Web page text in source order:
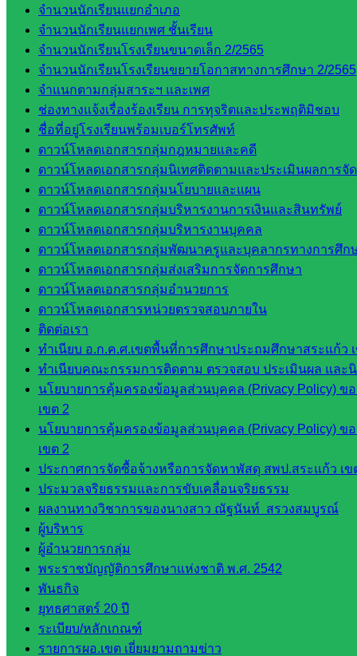
จำนวนนักเรียนแยกอำเภอ
จำนวนนักเรียนแยกเพศ ชั้นเรียน
จำนวนนักเรียนโรงเรียนขนาดเล็ก 2/2565
จำนวนนักเรียนโรงเรียนขยายโอกาสทางการศึกษา 2/2565
จำแนกตามกลุ่มสาระฯ และเพศ
ช่องทางแจ้งเรื่องร้องเรียน การทุจริตและประพฤติมิชอบ
ชื่อที่อยู่โรงเรียนพร้อมเบอร์โทรศัพท์
ดาวน์โหลดเอกสารกลุ่มกฎหมายและคดี
ดาวน์โหลดเอกสารกลุ่มนิเทศติดตามและประเมินผลการจั
ดาวน์โหลดเอกสารกลุ่มนโยบายและแผน
ดาวน์โหลดเอกสารกลุ่มบริหารงานการเงินและสินทรัพย์
ดาวน์โหลดเอกสารกลุ่มบริหารงานบุคคล
ดาวน์โหลดเอกสารกลุ่มพัฒนาครูและบุคลากรทางการศึก
ดาวน์โหลดเอกสารกลุ่มส่งเสริมการจัดการศึกษา
ดาวน์โหลดเอกสารกลุ่มอำนวยการ
ดาวน์โหลดเอกสารหน่วยตรวจสอบภายใน
ติดต่อเรา
ทำเนียบ อ.ก.ค.ศ.เขตพื้นที่การศึกษาประถมศึกษาสระแก้ว
ทำเนียบคณะกรรมการติดตาม ตรวจสอบ ประเมินผล และ
นโยบายการคุ้มครองข้อมูลส่วนบุคคล (Privacy Policy)
เขต 2
นโยบายการคุ้มครองข้อมูลส่วนบุคคล (Privacy Policy)
เขต 2
ประกาศการจัดซื้อจ้างหรือการจัดหาพัสดุ สพป.สระแก้ว เข
ประมวลจริยธรรมและการขับเคลื่อนจริยธรรม
ผลงานทางวิชาการของนางสาว ณัฐนันท์ สรวงสมบูรณ์
ผู้บริหาร
ผู้อำนวยการกลุ่ม
พระราชบัญญัติการศึกษาแห่งชาติ พ.ศ. 2542
พันธกิจ
ยุทธศาสตร์ 20 ปี
ระเบียบ/หลักเกณฑ์
รายการผอ.เขต เยี่ยมยามถามข่าว
กลุ่ม
บริหาร
งานงาน
เงินและ
สินทรัพย์
กลุ่มน
โยบาย
และแผน
กลุ่มส่ง
เสริมการ
จัดการ
ศึกษา
กลุ่ม
บริหาร
งาน
บุคคล
กลุ่ม
พัฒนาครู
และบุ
คลากรฯ
กลุ่มนิ
เทศ
ติดตาม
และประ
เมินผลฯ
เว็บไซต์
หลักสูตร
ต้าน
ทุจริต
ห้อง
นิเทศ
ศน.นิพนธ์